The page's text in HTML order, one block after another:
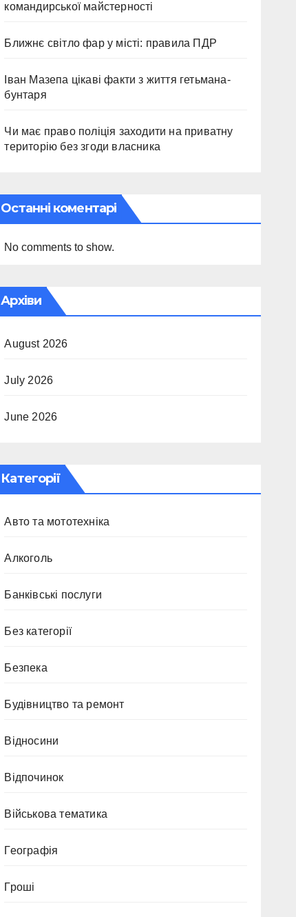
командирської майстерності
Ближнє світло фар у місті: правила ПДР
Іван Мазепа цікаві факти з життя гетьмана-
бунтаря
Чи має право поліція заходити на приватну
територію без згоди власника
Останні коментарі
No comments to show.
Архіви
August 2026
July 2026
June 2026
Категорії
Авто та мототехніка
Алкоголь
Банківські послуги
Без категорії
Безпека
Будівництво та ремонт
Відносини
Відпочинок
Військова тематика
Географія
Гроші